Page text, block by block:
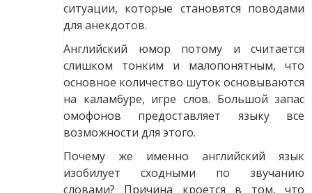
ситуации, которые становятся поводами
для анекдотов.
Английский юмор потому и считается
слишком тонким и малопонятным, что
основное количество шуток основываются
на каламбуре, игре слов. Большой запас
омофонов предоставляет языку все
возможности для этого.
Почему же именно английский язык
изобилует сходными по звучанию
словами? Причина кроется в том, что